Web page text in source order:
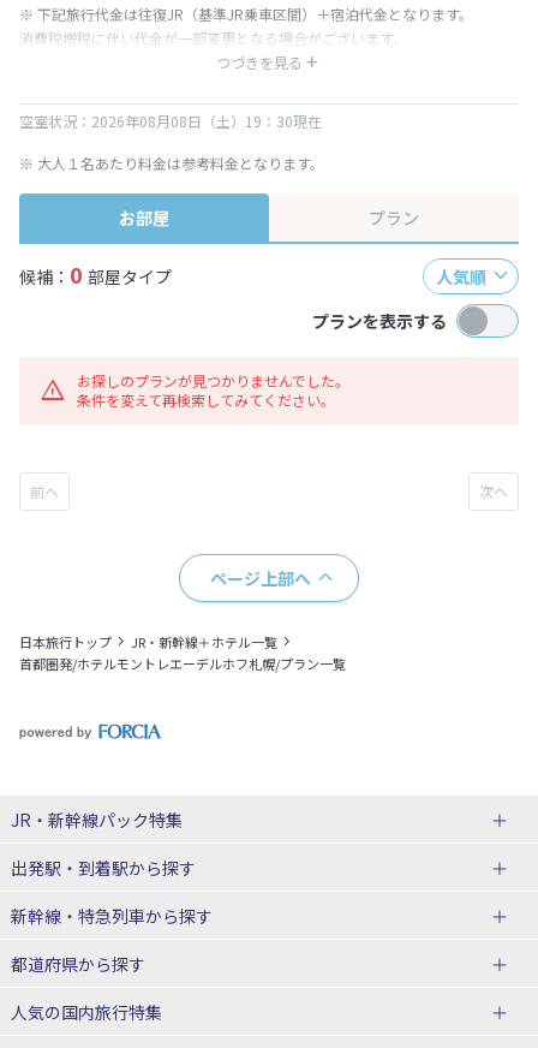
つづきを見る
※ 下記旅行代金は往復JR（基準JR乗車区間）＋宿泊代金となります。
消費税増税に伴い代金が一部変更となる場合がございます。
※ 表示されている旅行代金・プラン内容は一定時間ごとに更新されます。最
空室状況：2026年08月08日（土）19：30現在
※ 大人１名あたり料金は参考料金となります。
お部屋 プラン
候補： 0 部屋タイプ
人気順
プランを表示する
お探しのプランが見つかりませんでした。
条件を変えて再検索してみてください。
ページ上部へ
日本旅行トップ
JR・新幹線＋ホテル一覧
首都圏発/ホテルモントレエーデルホフ札幌/プラン一覧
JR・新幹線パック特集
JR・新幹線＋ホテルパック
出張パック
出発駅・到着駅から探す
秋田⇔東京 新幹線パック
仙台→東京 新幹線パック
富山⇔東京 新幹線パック
新幹線・特急列車から探す
北海道新幹線 旅行
山形新幹線 旅行
都道府県から探す
人気の国内旅行特集